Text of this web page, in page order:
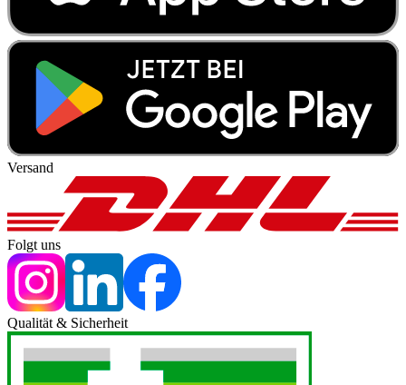
Versand
Folgt uns
Qualität & Sicherheit